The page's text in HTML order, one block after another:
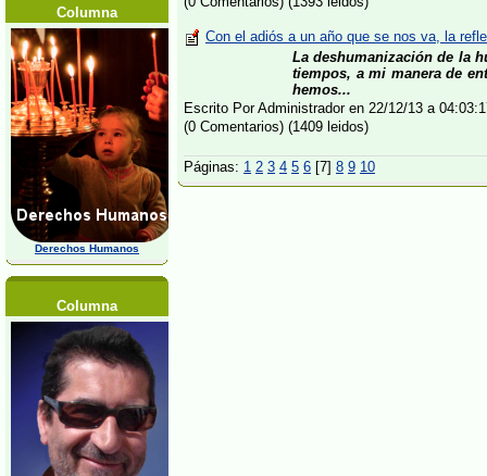
Columna
Derechos Humanos
Columna
Con el adiós a un año que se nos va, la
La deshumanización de la
tiempos, a mi manera de
hemos...
Escrito Por Administrador en 22/12/13 a
(0 Comentarios) (1409 leidos)
Páginas: 1 2 3 4 5 6 [7] 8 9 10